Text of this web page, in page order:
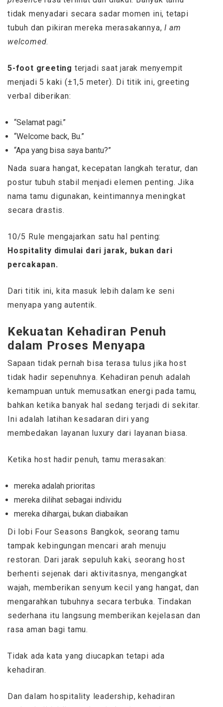
tidak menyadari secara sadar momen ini, tetapi
tubuh dan pikiran mereka merasakannya,I am
welcomed.
5-foot greeting terjadi saat jarak menyempit
menjadi 5 kaki (±1,5 meter). Di titik ini, greeting
verbal diberikan:
“Selamat pagi.”
“Welcome back, Bu.”
“Apa yang bisa saya bantu?”
Nada suara hangat, kecepatan langkah teratur, dan
postur tubuh stabil menjadi elemen penting. Jika
nama tamu digunakan, keintimannya meningkat
secara drastis.
10/5 Rule mengajarkan satu hal penting:
Hospitality dimulai dari jarak, bukan dari
percakapan.
Dari titik ini, kita masuk lebih dalam ke seni
menyapa yang autentik.
Kekuatan Kehadiran Penuh
dalam Proses Menyapa
Sapaan tidak pernah bisa terasa tulus jika host
tidak hadir sepenuhnya. Kehadiran penuh adalah
kemampuan untuk memusatkan energi pada tamu,
bahkan ketika banyak hal sedang terjadi di sekitar.
Ini adalah latihan kesadaran diri yang
membedakan layanan luxury dari layanan biasa.
Ketika host hadir penuh, tamu merasakan:
mereka adalah prioritas
mereka dilihat sebagai individu
mereka dihargai, bukan diabaikan
Di lobi Four Seasons Bangkok, seorang tamu
tampak kebingungan mencari arah menuju
restoran. Dari jarak sepuluh kaki, seorang host
berhenti sejenak dari aktivitasnya, mengangkat
wajah, memberikan senyum kecil yang hangat, dan
mengarahkan tubuhnya secara terbuka. Tindakan
sederhana itu langsung memberikan kejelasan dan
rasa aman bagi tamu.
Tidak ada kata yang diucapkan tetapi ada
kehadiran.
Dan dalam hospitality leadership, kehadiran